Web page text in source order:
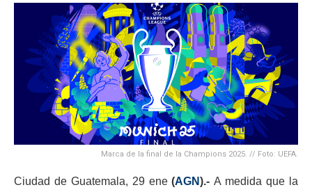
Marca de la final de la Champions 2025. // Foto: UEFA.
Ciudad de Guatemala, 29 ene(AGN).-A medida que la